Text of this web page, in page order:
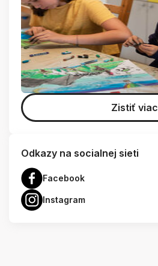
Zistiť viac
Odkazy na socialnej sieti
Facebook
Instagram